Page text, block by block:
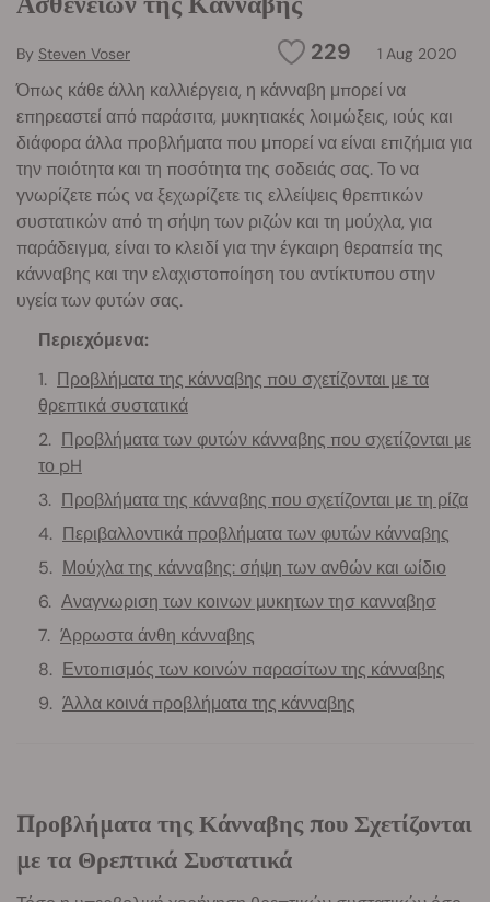
229 1 Aug 2020
By Steven Voser
Όπως κάθε άλλη καλλιέργεια, η κάνναβη μπορεί να
επηρεαστεί από παράσιτα, μυκητιακές λοιμώξεις, ιούς και
διάφορα άλλα προβλήματα που μπορεί να είναι επιζήμια για
την ποιότητα και τη ποσότητα της σοδειάς σας. Το να
γνωρίζετε πώς να ξεχωρίζετε τις ελλείψεις θρεπτικών
συστατικών από τη σήψη των ριζών και τη μούχλα, για
παράδειγμα, είναι το κλειδί για την έγκαιρη θεραπεία της
κάνναβης και την ελαχιστοποίηση του αντίκτυπου στην
υγεία των φυτών σας.
Περιεχόμενα:
Προβλήματα της κάνναβης που σχετίζονται με τα
θρεπτικά συστατικά
Προβλήματα των φυτών κάνναβης που σχετίζονται με
το pH
Προβλήματα της κάνναβης που σχετίζονται με τη ρίζα
Περιβαλλοντικά προβλήματα των φυτών κάνναβης
Μούχλα της κάνναβης: σήψη των ανθών και ωίδιο
Αναγνωριση των κοινων μυκητων τησ κανναβησ
Άρρωστα άνθη κάνναβης
Εντοπισμός των κοινών παρασίτων της κάνναβης
Άλλα κοινά προβλήματα της κάνναβης
Προβλήματα της Κάνναβης που Σχετίζονται
με τα Θρεπτικά Συστατικά